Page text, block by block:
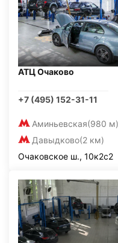
АТЦ Очаково
+7 (495) 152-31-11
Аминьевская(980 м)
Давыдково(2 км)
Очаковское ш., 10к2с2